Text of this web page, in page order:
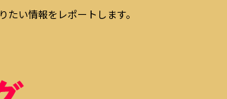
い情報をレポートします。